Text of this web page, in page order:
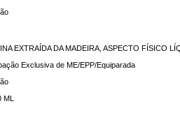
EXTRAÍDA DA MADEIRA, ASPECTO FÍSICO
Exclusiva de ME/EPP/Equiparada